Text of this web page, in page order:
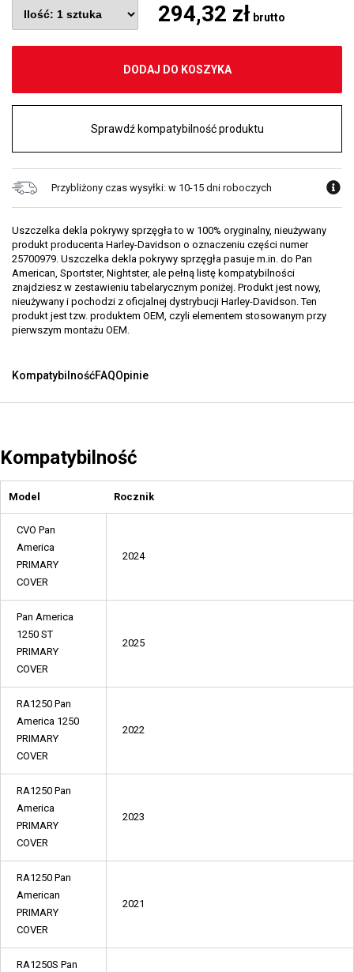
294,32 zł brutto
DODAJ DO KOSZYKA
Sprawdź kompatybilność produktu
Przybliżony czas wysyłki: w 10-15 dni roboczych
Uszczelka dekla pokrywy sprzęgła to w 100% oryginalny, nieużywany
produkt producenta Harley-Davidson o oznaczeniu części numer
25700979. Uszczelka dekla pokrywy sprzęgła pasuje m.in. do Pan
American, Sportster, Nightster, ale pełną listę kompatybilności
znajdziesz w zestawieniu tabelarycznym poniżej. Produkt jest nowy,
nieużywany i pochodzi z oficjalnej dystrybucji Harley-Davidson. Ten
produkt jest tzw. produktem OEM, czyli elementem stosowanym przy
pierwszym montażu OEM.
KompatybilnośćFAQOpinie
Kompatybilność
Model Rocznik
CVO Pan
America
PRIMARY
COVER
2024
Pan America
1250 ST
PRIMARY
COVER
2025
RA1250 Pan
America 1250
PRIMARY
COVER
2022
RA1250 Pan
America
PRIMARY
COVER
2023
RA1250 Pan
American
PRIMARY
COVER
2021
RA1250S Pan